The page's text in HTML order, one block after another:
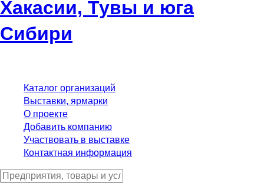
Хакасии, Тувы и юга
Сибири
Каталог организаций
Выставки, ярмарки
О проекте
Добавить компанию
Участвовать в выставке
Контактная информация